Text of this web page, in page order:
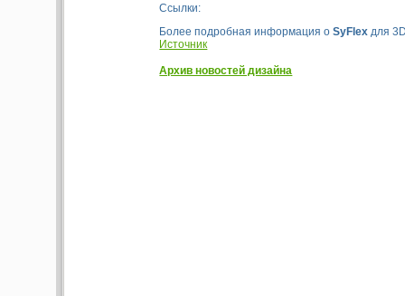
Ссылки:
Более подробная информация оSyFlex для
Источник
Архив новостей дизайна